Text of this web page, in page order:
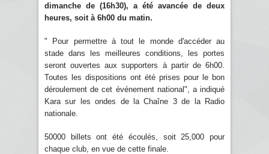
dimanche de (16h30), a été avancée de deux
heures, soit à 6h00 du matin.
" Pour permettre à tout le monde d'accéder au
stade dans les meilleures conditions, les portes
seront ouvertes aux supporters à partir de 6h00.
Toutes les dispositions ont été prises pour le bon
déroulement de cet événement national", a indiqué
Kara sur les ondes de la Chaîne 3 de la Radio
nationale.
50000 billets ont été écoulés, soit 25,000 pour
chaque club, en vue de cette finale.